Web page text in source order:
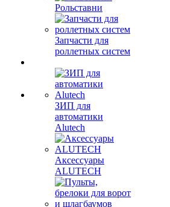
Рольставни
Запчасти для
роллетных систем
ЗИП для
автоматики
Alutech
Аксессуары
ALUTECH